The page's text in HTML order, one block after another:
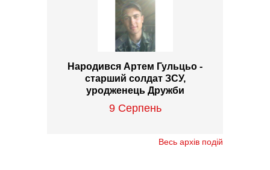
Народився Артем Гульцьо -
старший солдат ЗСУ,
уродженець Дружби
9 Серпень
Весь архів подій